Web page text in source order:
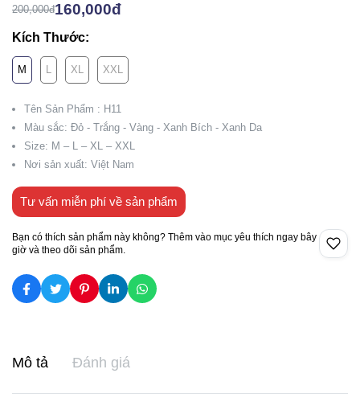
200,000đ160,000đ
Kích Thước:
M L XL XXL
Tên Sản Phẩm : H11
Màu sắc: Đỏ - Trắng - Vàng - Xanh Bích - Xanh Da
Size: M – L – XL – XXL
Nơi sản xuất: Việt Nam
Tư vấn miễn phí về sản phẩm
Bạn có thích sản phẩm này không? Thêm vào mục yêu thích ngay bây
giờ và theo dõi sản phẩm.
Mô tả Đánh giá